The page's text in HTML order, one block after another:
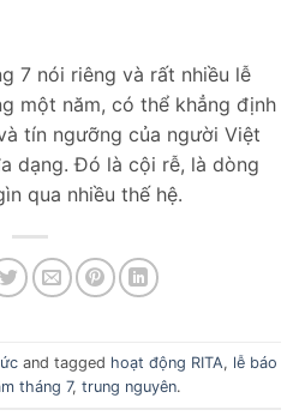
7 nói riêng và rất nhiều lễ
một năm, có thể khẳng định
tín ngưỡng của người Việt
dạng. Đó là cội rễ, là dòng
qua nhiều thế hệ.
and tagged hoạt động RITA, lễ báo
tháng 7, trung nguyên.